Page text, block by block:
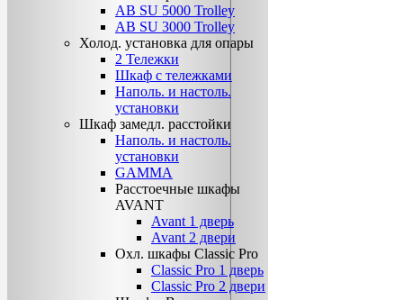
AB SU 5000 Trolley
AB SU 3000 Trolley
Холод. установка для опары
2 Тележки
Шкаф с тележками
Наполь. и настоль.
установки
Шкаф замедл. расстойки
Наполь. и настоль.
установки
GAMMA
Расстоечные шкафы
AVANT
Avant 1 дверь
Avant 2 двери
Охл. шкафы Classiс Pro
Classic Pro 1 дверь
Classic Pro 2 двери